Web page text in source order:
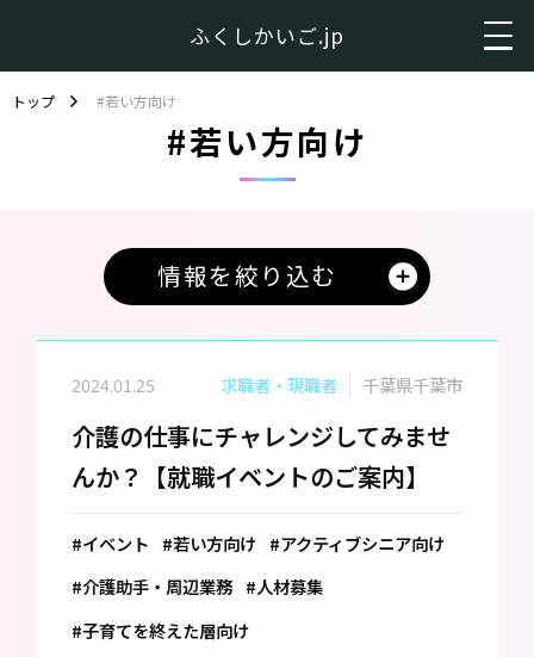
ふくしかいご.jp
トップ #若い方向け
#若い方向け
情報を絞り込む
2024.01.25 求職者・現職者 千葉県千葉市
介護の仕事にチャレンジしてみませ
んか？【就職イベントのご案内】
#イベント #若い方向け #アクティブシニア向け
#介護助手・周辺業務 #人材募集
#子育てを終えた層向け